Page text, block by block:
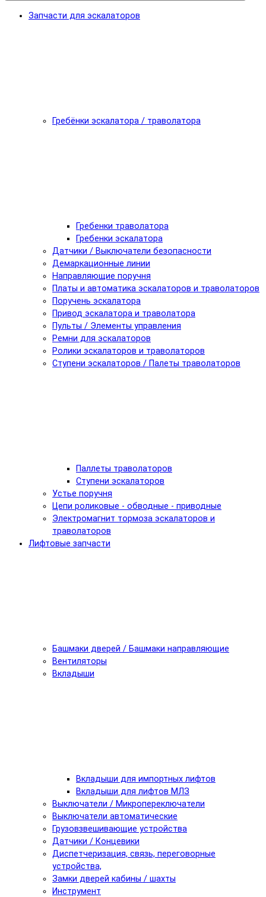
Запчасти для эскалаторов
Гребёнки эскалатора / траволатора
Гребенки траволатора
Гребенки эскалатора
Датчики / Выключатели безопасности
Демаркационные линии
Направляющие поручня
Платы и автоматика эскалаторов и траволаторов
Поручень эскалатора
Привод эскалатора и траволатора
Пульты / Элементы управления
Ремни для эскалаторов
Ролики эскалаторов и траволаторов
Ступени эскалаторов / Палеты траволаторов
Паллеты траволаторов
Ступени эскалаторов
Устье поручня
Цепи роликовые - обводные - приводные
Электромагнит тормоза эскалаторов и
траволаторов
Лифтовые запчасти
Башмаки дверей / Башмаки направляющие
Вентиляторы
Вкладыши
Вкладыши для импортных лифтов
Вкладыши для лифтов МЛЗ
Выключатели / Микропереключатели
Выключатели автоматические
Грузовзвешивающие устройства
Датчики / Концевики
Диспетчеризация, связь, переговорные
устройства,
Замки дверей кабины / шахты
Инструмент